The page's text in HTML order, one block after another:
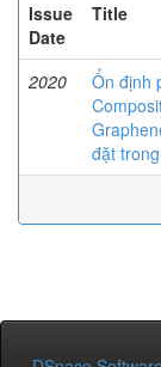
Issue
Date
Title
2020
Ổn định
đặt